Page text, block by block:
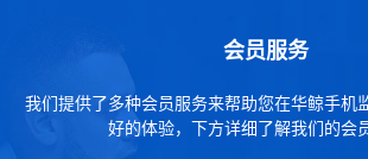
会员服务
我们提供了多种会员服务来帮助您在华鲸手机
好的体验，下方详细了解我们的会